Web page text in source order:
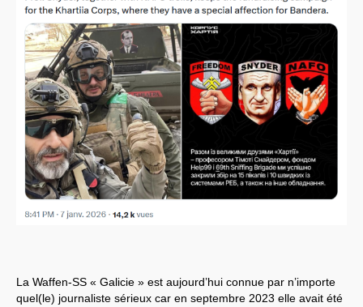
La Waffen-SS « Galicie » est aujourd’hui connue par n’importe
quel(le) journaliste sérieux car en septembre 2023 elle avait été